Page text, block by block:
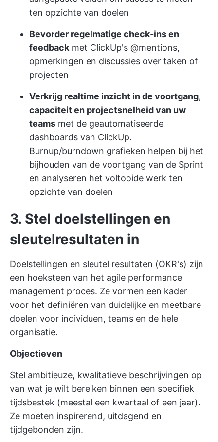
ten opzichte van doelen
Bevorder regelmatige check-ins en
feedback met ClickUp's @mentions,
opmerkingen en discussies over taken of
projecten
Verkrijg realtime inzicht in de voortgang,
capaciteit en projectsnelheid van uw
teams met de geautomatiseerde
dashboards van ClickUp.
Burnup/burndown grafieken helpen bij het
bijhouden van de voortgang van de Sprint
en analyseren het voltooide werk ten
opzichte van doelen
3. Stel doelstellingen en
sleutelresultaten in
Doelstellingen en sleutel resultaten (OKR's) zijn
een hoeksteen van het agile performance
management proces. Ze vormen een kader
voor het definiëren van duidelijke en meetbare
doelen voor individuen, teams en de hele
organisatie.
Objectieven
Stel ambitieuze, kwalitatieve beschrijvingen op
van wat je wilt bereiken binnen een specifiek
tijdsbestek (meestal een kwartaal of een jaar).
Ze moeten inspirerend, uitdagend en
tijdgebonden zijn.